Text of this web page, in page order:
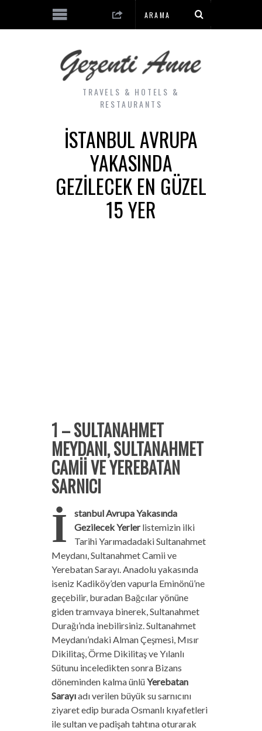
TRAVELS & HOTELS &
RESTAURANTS
İSTANBUL AVRUPA
YAKASINDA
GEZILECEK EN GÜZEL
15 YER
1 – SULTANAHMET
MEYDANI, SULTANAHMET
CAMİİ VE YEREBATAN
SARNICI
İ
stanbul Avrupa Yakasında
Gezilecek Yerlerlistemizin ilki
Tarihi Yarımadadaki Sultanahmet
Meydanı, Sultanahmet Camii ve
Yerebatan Sarayı. Anadolu yakasında
iseniz Kadiköy’den vapurla Eminönü’ne
geçebilir, buradan Bağcılar yönüne
giden tramvaya binerek, Sultanahmet
Durağı’nda inebilirsiniz. Sultanahmet
Meydanı’ndaki Alman Çeşmesi, Mısır
Dikilitaş, Örme Dikilitaş ve Yılanlı
Sütunu inceledikten sonra Bizans
döneminden kalma ünlüYerebatan
Sarayıadı verilen büyük su sarnıcını
ziyaret edip burada Osmanlı kıyafetleri
ile sultan ve padişah tahtına oturarak